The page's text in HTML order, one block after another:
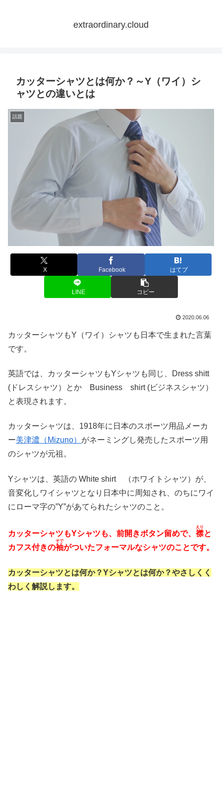
extraordinary.cloud
カッターシャツとは何か？～Y（ワイ）シ
ャツとの違いとは
話題
X Facebook はてブ
LINE コピー
2020.06.06
カッターシャツもY（ワイ）シャツも日本で生まれた言葉
です。
英語では、カッターシャツもYシャツも同じ、Dress shitt
(ドレスシャツ）とか Business shirt (ビジネスシャツ）
と表現されます。
カッターシャツは、1918年に日本のスポーツ用品メーカ
ー美津濃（Mizuno） がネーミングし発売したスポーツ用
のシャツが元祖。
Yシャツは、英語の White shirt （ホワイトシャツ）が、
音変化しワイシャツとなり日本中に周知され、のちにワイ
にローマ字の”Y”があてられたシャツのこと。
カッターシャツもYシャツも、前開きボタン留めで、 襟
えり
と
カフス付きの袖
そで
がついたフォーマルなシャツのことです。
カッターシャツとは何か？Yシャツとは何か？やさしくく
わしく解説します。